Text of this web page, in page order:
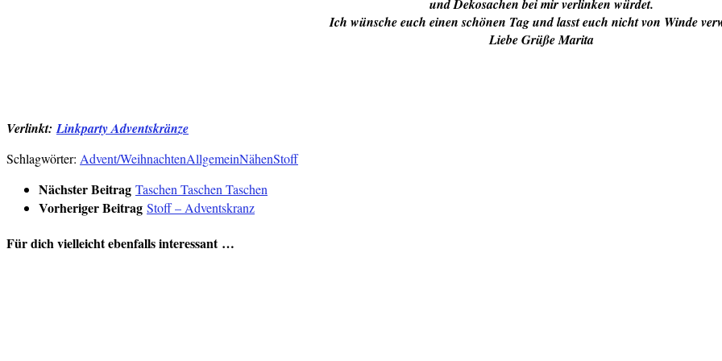
und Dekosachen bei mir verlinken würdet.
Ich wünsche euch einen schönen Tag und lasst euch nicht von Winde
Liebe Grüße Marita
Verlinkt:Linkparty Adventskränze
Schlagwörter: Advent/WeihnachtenAllgemeinNähenStoff
Nächster Beitrag Taschen Taschen Taschen
Vorheriger Beitrag Stoff – Adventskranz
Für dich vielleicht ebenfalls interessant …